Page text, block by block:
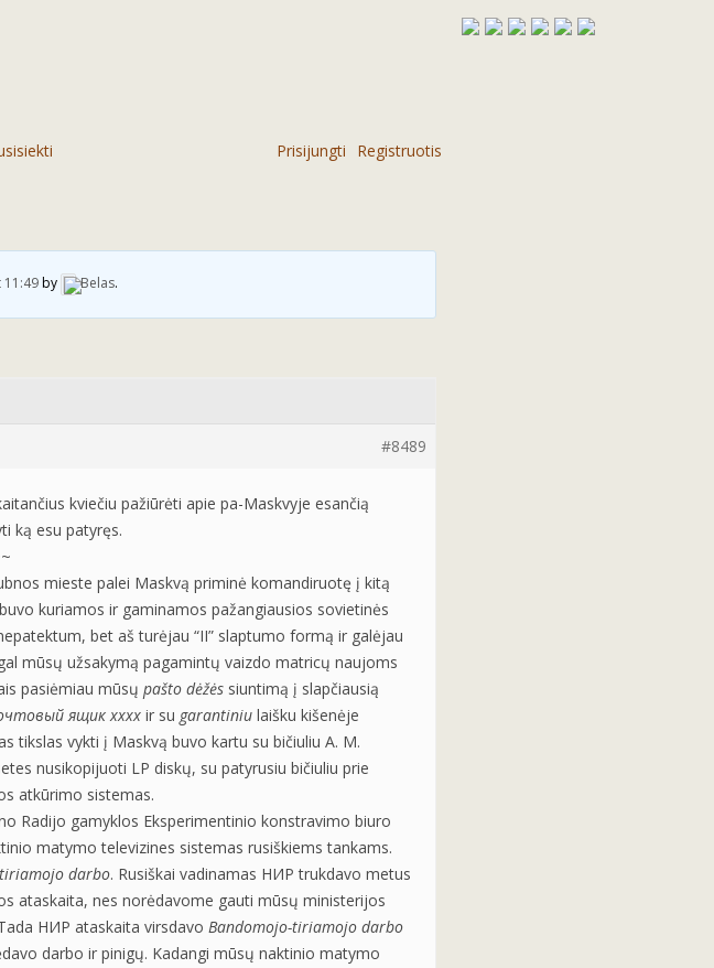
Prisijungti Registruotis
11:49by Belas.
#8489
kviečiu pažiūrėti apie pa-Maskvyje esančią
ką esu patyręs.
mieste palei Maskvą priminė komandiruotę į kitą
kuriamos ir gaminamos pažangiausios sovietinės
bet aš turėjau “II” slaptumo formą ir galėjau
mūsų užsakymą pagamintų vaizdo matricų naujoms
pasiėmiau mūsų pašto dėžės siuntimą į slapčiausią
ящик хххх ir su garantiniu laišku kišenėje
tikslas vykti į Maskvą buvo kartu su bičiuliu A. M.
nusikopijuoti LP diskų, su patyrusiu bičiuliu prie
atkūrimo sistemas.
Radijo gamyklos Eksperimentinio konstravimo biuro
matymo televizines sistemas rusiškiems tankams.
darbo. Rusiškai vadinamas НИР trukdavo metus
ataskaita, nes norėdavome gauti mūsų ministerijos
НИР ataskaita virsdavo Bandomojo-tiriamojo darbo
darbo ir pinigų. Kadangi mūsų naktinio matymo